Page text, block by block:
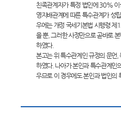
친족관계자가 특정 법인에 30%
영지배관계에 따른 특수관계가 성
우에는 개정 국세기본법 시행령 제
을 뿐, 그러한 사정만으로 곧바로
하였다.
본고는 위 특수관계인 규정의 문언
하였다. 나아가 본인과 특수관계인
우므로 이 경우에도 본인과 법인의